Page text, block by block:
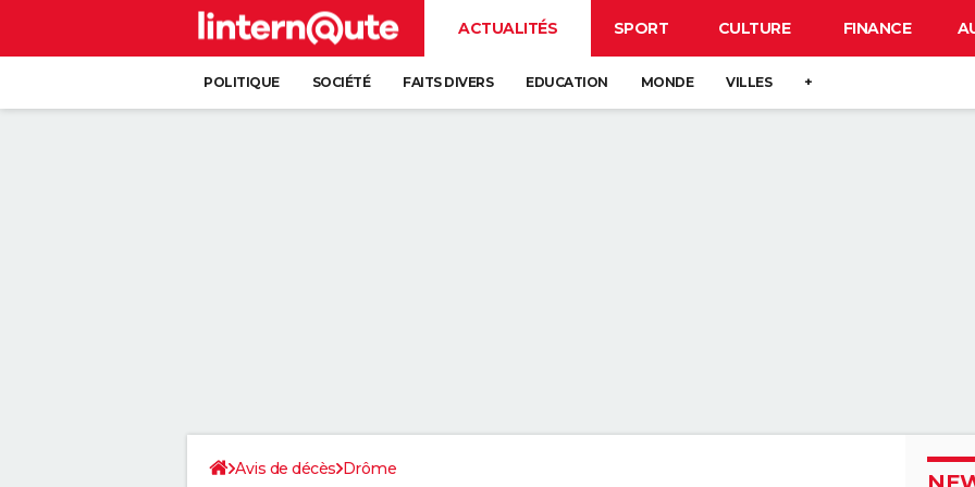
ACTUALITÉS SPORT CULTURE FINANCE
POLITIQUE SOCIÉTÉ FAITS DIVERS EDUCATION MONDE VILLES +
Avis de décès Drôme